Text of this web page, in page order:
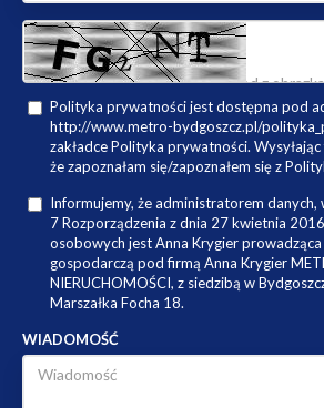
Polityka prywatności jest dostępna pod
http://www.metro-bydgoszcz.pl/
zakładce Polityka prywatności.
że zapoznałam się/zapoznałem się z
Informujemy, że administratorem
7 Rozporządzenia z dnia 27 kwietnia
osobowych jest Anna Krygier prowadząca
gospodarczą pod firmą Anna Krygier
NIERUCHOMOŚCI, z siedzibą w
Marszałka Focha 18.
WIADOMOŚĆ